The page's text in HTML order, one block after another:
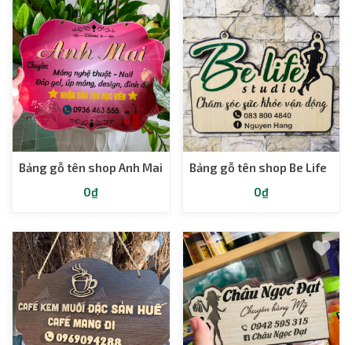
Bảng gỗ tên shop Anh Mai
0₫
Bảng gỗ tên shop Be Life
0₫